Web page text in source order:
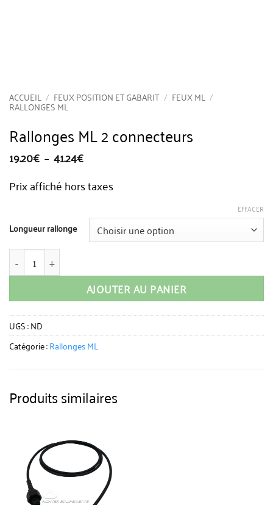
ACCUEIL / FEUX POSITION ET GABARIT / FEUX ML /
RALLONGES ML
Rallonges ML 2 connecteurs
19.20€ – 41.24€Plage
de
19.20€
Prix affiché hors taxes
Longueur rallonge
EFFACER
quantité de Rallonges ML 2 connecteurs
AJOUTER AU PANIER
UGS :ND
Catégorie :Rallonges ML
Produits similaires